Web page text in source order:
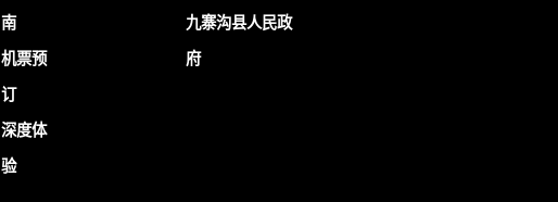
南
机票预
订
深度体
验
九寨沟县人民政
府